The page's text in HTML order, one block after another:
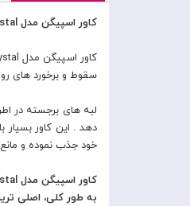
کاور اسپیگن مدل Liquid Crystal مناسب سامسونگ Galaxy A52 /A52 5G
سقوط و برخورد های
لبه های برجسته در
خود جذب نموده و
کاور اسپیگن مدل Liquid Crystal مناسب سامسونگ Galaxy A52 /A52 5G
به طور کلی، اصلی